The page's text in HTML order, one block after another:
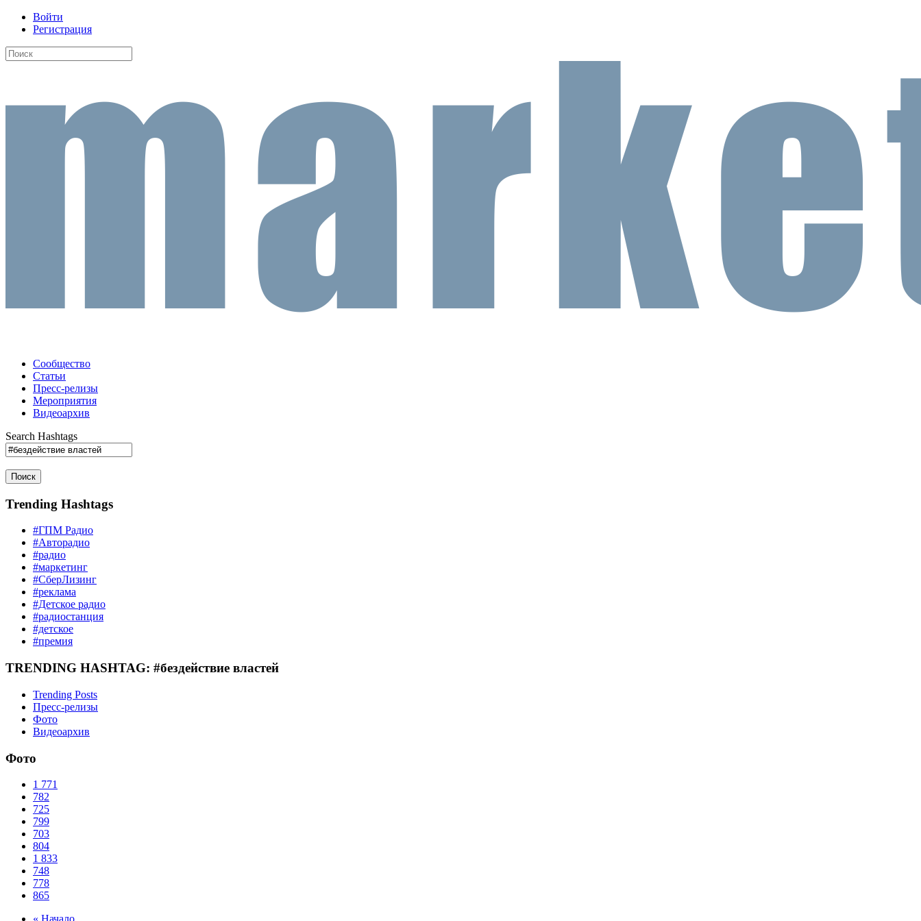
Войти
Регистрация
Сообщество
Статьи
Пресс-релизы
Мероприятия
Видеоархив
Search Hashtags
Поиск
Trending Hashtags
#ГПМ Радио
#Авторадио
#радио
#маркетинг
#СберЛизинг
#реклама
#Детское радио
#радиостанция
#детское
#премия
TRENDING HASHTAG: #бездействие властей
Trending Posts
Пресс-релизы
Фото
Видеоархив
Фото
1 771
782
725
799
703
804
1 833
748
778
865